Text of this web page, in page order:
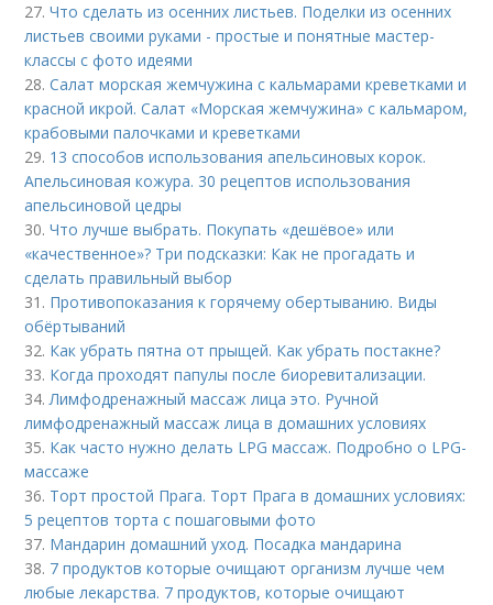
27.Что сделать из осенних листьев. Поделки из осенних
листьев своими руками - простые и понятные мастер-
классы с фото идеями
28.Салат морская жемчужина с кальмарами креветками и
красной икрой. Салат «Морская жемчужина» с кальмаром,
крабовыми палочками и креветками
29. 13 способов использования апельсиновых корок.
Апельсиновая кожура. 30 рецептов использования
апельсиновой цедры
30.Что лучше выбрать. Покупать «дешёвое» или
«качественное»? Три подсказки: Как не прогадать и
сделать правильный выбор
31. Противопоказания к горячему обертыванию. Виды
обёртываний
32. Как убрать пятна от прыщей. Как убрать постакне?
33. Когда проходят папулы после биоревитализации.
34.Лимфодренажный массаж лица это. Ручной
лимфодренажный массаж лица в домашних условиях
35. Как часто нужно делать LPG массаж. Подробно о LPG-
массаже
36. Торт простой Прага. Торт Прага в домашних условиях:
5 рецептов торта с пошаговыми фото
37. Мандарин домашний уход. Посадка мандарина
38. 7 продуктов которые очищают организм лучше чем
любые лекарства. 7 продуктов, которые очищают